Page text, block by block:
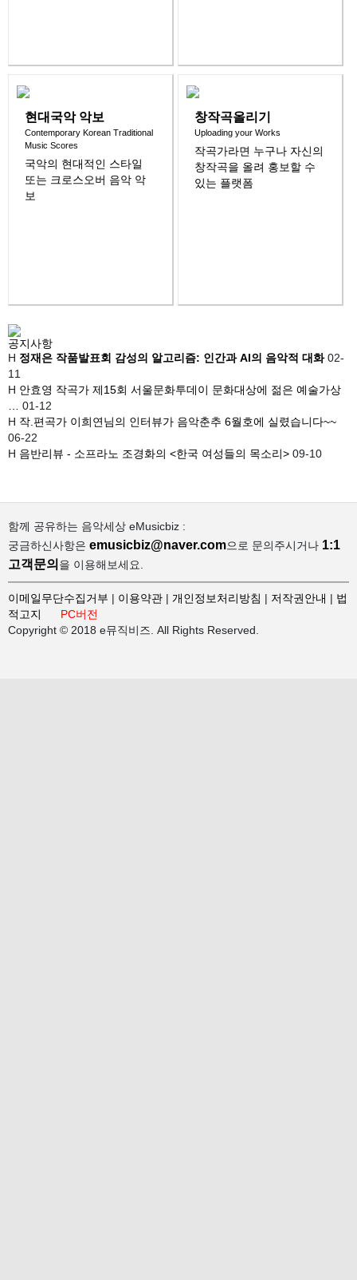
현대국악 악보
Contemporary Korean Traditional
Music Scores
국악의 현대적인 스타일
또는 크로스오버 음악 악
보
창작곡올리기
Uploading your Works
작곡가라면 누구나 자신의
창작곡을 올려 홍보할 수
있는 플랫폼
공지사항
H 정재은 작품발표회 감성의 알고리즘: 인간과 AI의 음악적 대화 02-
11
H 안효영 작곡가 제15회 서울문화투데이 문화대상에 젊은 예술가상
… 01-12
H 작.편곡가 이희연님의 인터뷰가 음악춘추 6월호에 실렸습니다~~
06-22
H 음반리뷰 - 소프라노 조경화의 <한국 여성들의 목소리> 09-10
함께 공유하는 음악세상 eMusicbiz :
궁금하신사항은 emusicbiz@naver.com으로 문의주시거나 1:1
고객문의 을 이용해보세요.
이메일무단수집거부 이용약관 개인정보처리방침 저작권안내
법
적고지
PC버전
Copyright © 2018 e뮤직비즈. All Rights Reserved.